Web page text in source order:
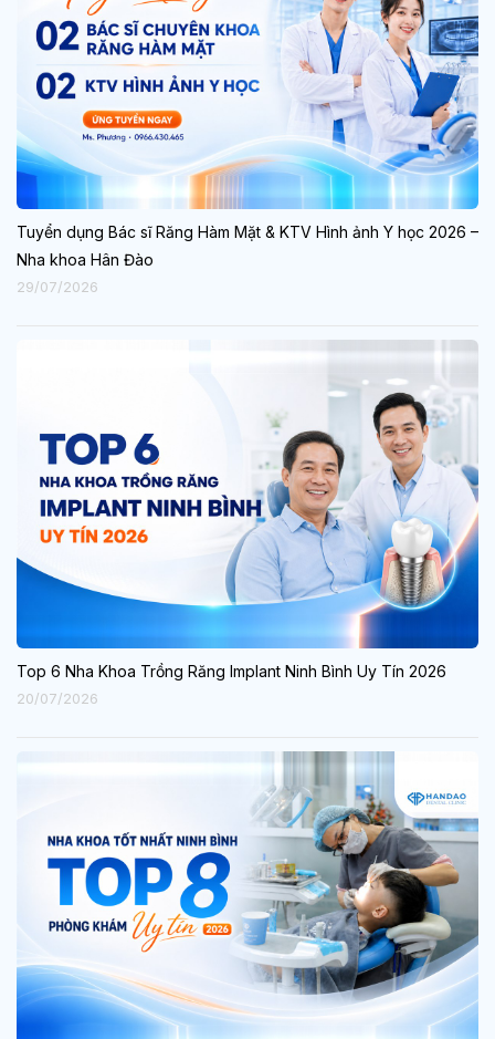
Tuyển dụng Bác sĩ Răng Hàm Mặt & KTV Hình ảnh Y học 2026 –
Nha khoa Hân Đào
29/07/2026
Top 6 Nha Khoa Trồng Răng Implant Ninh Bình Uy Tín 2026
20/07/2026